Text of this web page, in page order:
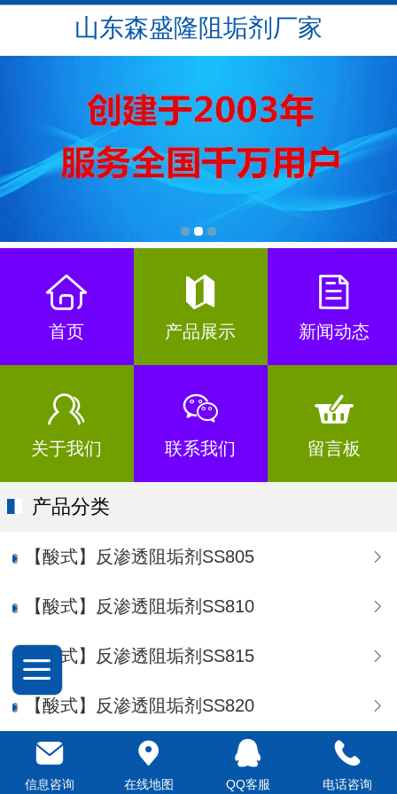
山东森盛隆阻垢剂厂家
首页 产品展示 新闻动态
关于我们 联系我们 留言板
产品分类
【酸式】反渗透阻垢剂SS805
【酸式】反渗透阻垢剂SS810
【酸式】反渗透阻垢剂SS815
【酸式】反渗透阻垢剂SS820
【浓缩液】反渗透阻垢剂SA848
信息咨询 在线地图 QQ客服 电话咨询